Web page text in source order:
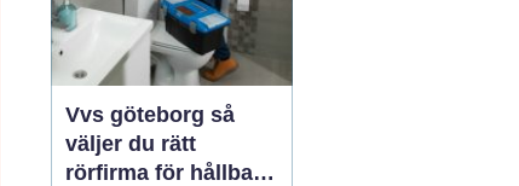
Vvs göteborg så
väljer du rätt
rörfirma för hållbara